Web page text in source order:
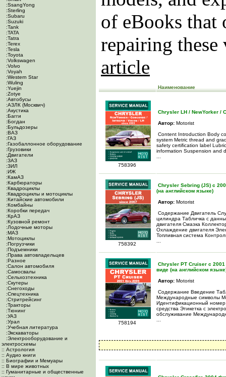
:SsangYong
:Sterling
:Subaru
:Suzuki
:Tank
:TATA
:Tatra
:Terex
:Tesla
:Toyota
:Volkswagen
:Volvo
:Voyah
:Western Star
:Wuling
:Yuejin
:Zotye
:Автобусы
:АЗЛК (Москвич)
:Акустика
:Багги
:Богдан
:Бульдозеры
:ВАЗ
:ГАЗ
:Газобаллонное оборудование
:Грузовики
:Двигатели
:ЗАЗ
:ЗИЛ
:ИЖ
:КамАЗ
:Карбюраторы
:Квадроциклы
:Квадроциклы и мотоциклы
:Китайские автомобили
:Комбайны
:Коробки передач
:КрАЗ
:Кузовной ремонт
:Лодочные моторы
:МАЗ
:Мотоциклы
:Погрузчики
:Подъемники
:Права автовладельцев
:Разное
:Салон автомобиля
:Самосвалы
:Сельхозтехника
:Скутеры
:Снегоходы
:Спецтехника
:Стритрейсинг
:Тракторы
:Тюнинг
:УАЗ
:Урал
:Учебная литература
:Экскаваторы
:Электрооборудование и
электросхемы
:: Астрология
:: Аудио книги
:: Биографии и Мемуары
:: В мире животных
:: Гуманитарные и общественные
of eBooks that
repairing
article
Наименование
758396
Chrysler LH / NewYorker /
Автор: Motorist
Content Introduction Body
system Metric thread and
safety certification label
information Suspension and
758392
Chrysler Sebring (JS) c
(на английском языке)
Автор: Motorist
Содержание Двигатель
цилиндра Табличка с
двигателя Смазка
Охлаждение двигателя
Топливная система
758194
Chrysler PT Cruiser с 2001
виде (на английском
Автор: Motorist
Содержание Введение
Международные символы
Идентификационный номер
средства Этикетка с
обслуживание